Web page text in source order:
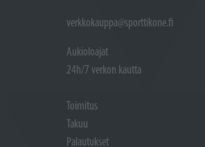
verkkokauppa@sporttikone.fi
Aukioloajat
24h/7 verkon kautta
Toimitus
Takuu
Palautukset